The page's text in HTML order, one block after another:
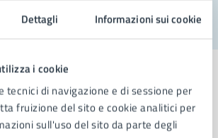
Dettagli Informazioni sui cookie
i cookie
tecnici di navigazione e di sessione per
fruizione del sito e cookie analitici per
sull'uso del sito da parte degli
Napoli